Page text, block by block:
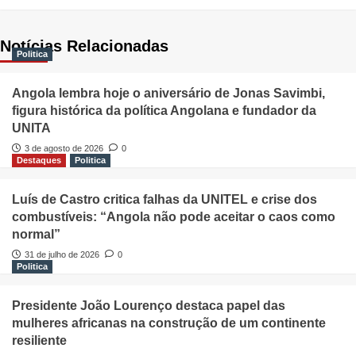
Notícias Relacionadas
Politica
Angola lembra hoje o aniversário de Jonas Savimbi,
figura histórica da política Angolana e fundador da
UNITA
3 de agosto de 2026
0
Destaques
Politica
Luís de Castro critica falhas da UNITEL e crise dos
combustíveis: “Angola não pode aceitar o caos como
normal”
31 de julho de 2026
0
Politica
Presidente João Lourenço destaca papel das
mulheres africanas na construção de um continente
resiliente